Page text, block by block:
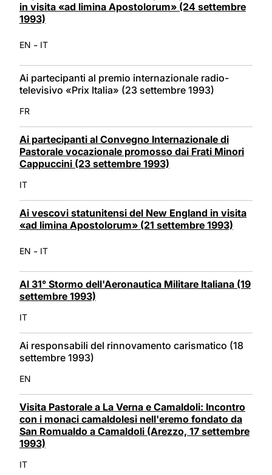
in visita «ad limina Apostolorum» (24 settembre
1993)
EN - IT
Ai partecipanti al premio internazionale radio-
televisivo «Prix Italia» (23 settembre 1993)
FR
Ai partecipanti al Convegno Internazionale di
Pastorale vocazionale promosso dai Frati Minori
Cappuccini (23 settembre 1993)
IT
Ai vescovi statunitensi del New England in visita
«ad limina Apostolorum» (21 settembre 1993)
EN - IT
Al 31° Stormo dell'Aeronautica Militare Italiana (19
settembre 1993)
IT
Ai responsabili del rinnovamento carismatico (18
settembre 1993)
EN
Visita Pastorale a La Verna e Camaldoli: Incontro
con i monaci camaldolesi nell'eremo fondato da
San Romualdo a Camaldoli (Arezzo, 17 settembre
1993)
IT